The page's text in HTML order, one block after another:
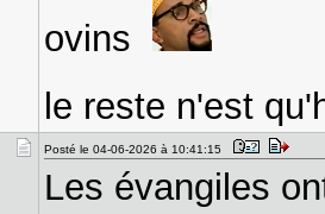
ovins
le reste n'est
Posté le 04-06-2026 à 10:41:15
Les évangiles